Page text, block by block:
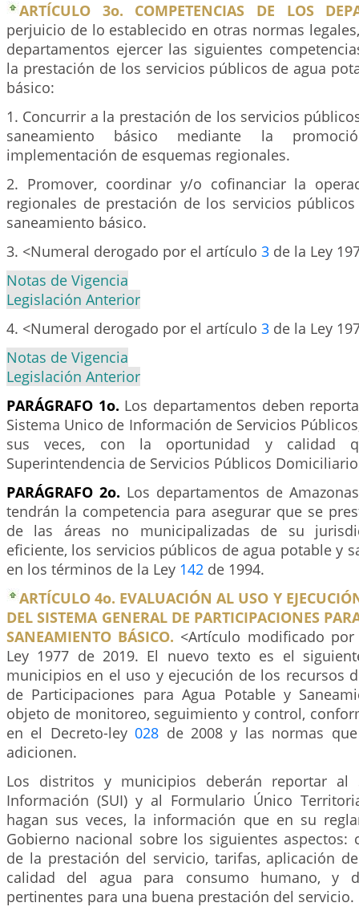
ARTÍCULO 3o. COMPETENCIAS DE LOS
perjuicio de lo establecido en otras normas
departamentos ejercer las siguientes
la prestación de los servicios públicos de agua
básico:
1. Concurrir a la prestación de los servicios
saneamiento básico mediante la
implementación de esquemas regionales.
2. Promover, coordinar y/o cofinanciar la
regionales de prestación de los servicios
saneamiento básico.
3. <Numeral derogado por el artículo 3 de la Ley
Notas de Vigencia
Legislación Anterior
4. <Numeral derogado por el artículo 3 de la Ley
Notas de Vigencia
Legislación Anterior
PARÁGRAFO 1o. Los departamentos deben
Sistema Unico de Información de Servicios
sus veces, con la oportunidad y calidad
Superintendencia de Servicios Públicos
PARÁGRAFO 2o. Los departamentos de
tendrán la competencia para asegurar que se
de las áreas no municipalizadas de su
eficiente, los servicios públicos de agua potable y
en los términos de la Ley 142 de 1994.
ARTÍCULO 4o. EVALUACIÓN AL USO Y
DEL SISTEMA GENERAL DE PARTICIPACIONES
SANEAMIENTO BÁSICO. <Artículo modificado
Ley 1977 de 2019. El nuevo texto es el
municipios en el uso y ejecución de los recursos
de Participaciones para Agua Potable y
objeto de monitoreo, seguimiento y control,
en el Decreto-ley028 de 2008 y las normas
adicionen.
Los distritos y municipios deberán reportar al
Información (SUI) y al Formulario Único
hagan sus veces, la información que en su
Gobierno nacional sobre los siguientes aspectos:
de la prestación del servicio, tarifas, aplicación
calidad del agua para consumo humano, y
pertinentes para una buena prestación del servicio.